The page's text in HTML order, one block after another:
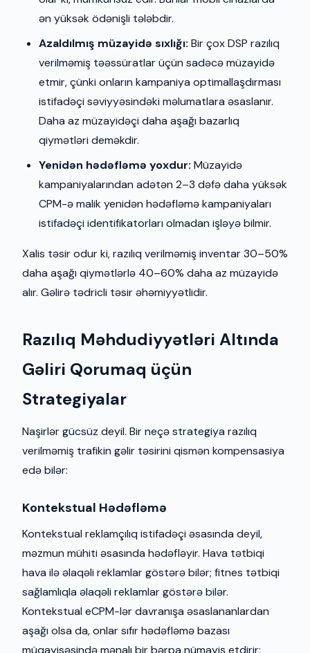
ən yüksək ödənişli tələbdir.
Azaldılmış müzayidə sıxlığı: Bir çox DSP razılıq
verilməmiş təəssüratlar üçün sadəcə müzayidə
etmir, çünki onların kampaniya optimallaşdırması
istifadəçi səviyyəsindəki məlumatlara əsaslanır.
Daha az müzayidəçi daha aşağı bazarlıq
qiymətləri deməkdir.
Yenidən hədəfləmə yoxdur: Müzayidə
kampaniyalarından adətən 2–3 dəfə daha yüksək
CPM-ə malik yenidən hədəfləmə kampaniyaları
istifadəçi identifikatorları olmadan işləyə bilmir.
Xalis təsir odur ki, razılıq verilməmiş inventar 30–50%
daha aşağı qiymətlərlə 40–60% daha az müzayidə
alır. Gəlirə tədricli təsir əhəmiyyətlidir.
Razılıq Məhdudiyyətləri Altında
Gəliri Qorumaq üçün
Strategiyalar
Naşirlər gücsüz deyil. Bir neçə strategiya razılıq
verilməmiş trafikin gəlir təsirini qismən kompensasiya
edə bilər:
Kontekstual Hədəfləmə
Kontekstual reklamçılıq istifadəçi əsasında deyil,
məzmun mühiti əsasında hədəfləyir. Hava tətbiqi
hava ilə əlaqəli reklamlar göstərə bilər; fitnes tətbiqi
sağlamlıqla əlaqəli reklamlar göstərə bilər.
Kontekstual eCPM-lər davranışa əsaslananlardan
aşağı olsa da, onlar sıfır hədəfləmə bazası
müqayisəsində mənalı bir bərpa nümayiş etdirir: